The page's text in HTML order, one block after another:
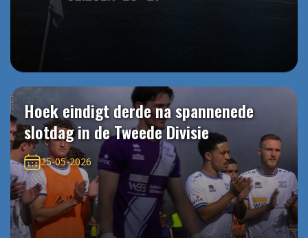
Hoek eindigt derde na spannenede
slotdag in de Tweede Divisie
25-05-2026